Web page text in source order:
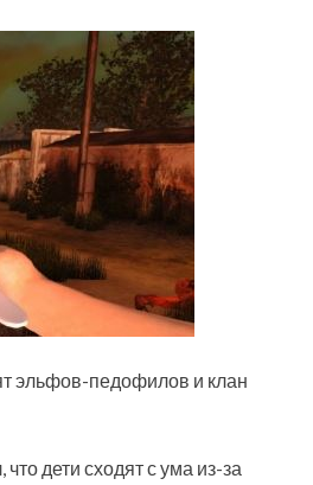
эльфов-педофилов и клан
дети сходят с ума из-за